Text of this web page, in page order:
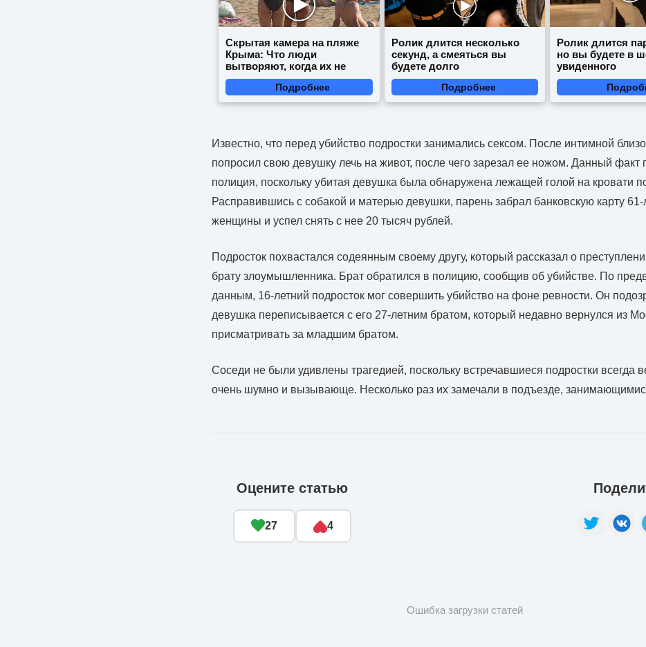
Скрытая камера на пляже
Крыма: Что люди
вытворяют, когда их не
видят...
Подробнее
Ролик длится несколько
секунд, а смеяться вы
будете долго
Подробнее
Ролик длится
но вы будете в
увиденного
Известно, что перед убийство подростки занимались сексом. После интимной
попросил свою девушку лечь на живот, после чего зарезал ее ножом. Данный факт
полиция, поскольку убитая девушка была обнаружена лежащей голой на кровати
Расправившись с собакой и матерью девушки, парень забрал банковскую карту 61-
женщины и успел снять с нее 20 тысяч рублей.
Подросток похвастался содеянным своему другу, который рассказал о
брату злоумышленника. Брат обратился в полицию, сообщив об убийстве. По
данным, 16-летний подросток мог совершить убийство на фоне ревности. Он
девушка переписывается с его 27-летним братом, который недавно вернулся из
присматривать за младшим братом.
Соседи не были удивлены трагедией, поскольку встречавшиеся подростки всегда
очень шумно и вызывающе. Несколько раз их замечали в подъезде,
Оцените статью
27 4
Ошибка загрузки статей